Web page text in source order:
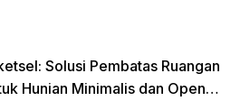
Solusi Pembatas Ruangan
Hunian Minimalis dan Open